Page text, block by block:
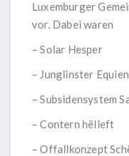
Luxemburger
vor. Dabei waren
– Solar Hesper
– Junglinster
– Subsidensystem
– Contern hëlleft
– Offallkonzept